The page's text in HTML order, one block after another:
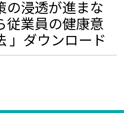
の浸透が進まな
従業員の健康意
」ダウンロード